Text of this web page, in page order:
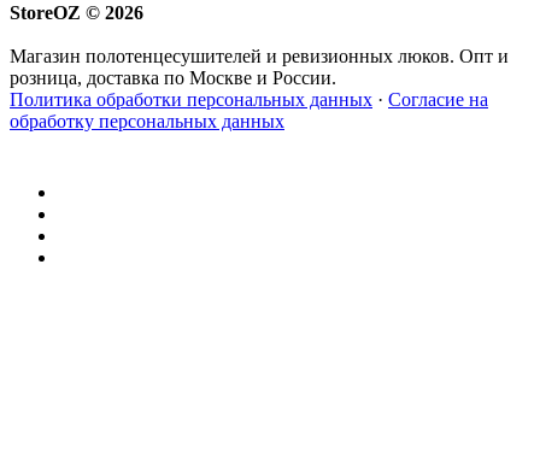
StoreOZ © 2026
Магазин полотенцесушителей и ревизионных люков. Опт и
розница, доставка по Москве и России.
Политика обработки персональных данных · Согласие на
обработку персональных данных